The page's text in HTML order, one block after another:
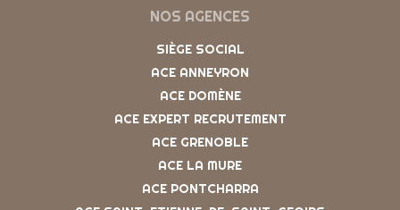
NOS AGENCES
SIÈGE SOCIAL
ACE ANNEYRON
ACE DOMÈNE
ACE EXPERT RECRUTEMENT
ACE GRENOBLE
ACE LA MURE
ACE PONTCHARRA